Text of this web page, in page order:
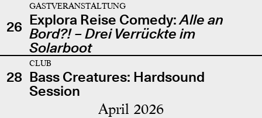
26
GASTVERANSTALTUNG
Explora Reise Comedy:Alle an
Bord?! – Drei Verrückte im
Solarboot
28
CLUB
Bass Creatures: Hardsound
Session
April 2026